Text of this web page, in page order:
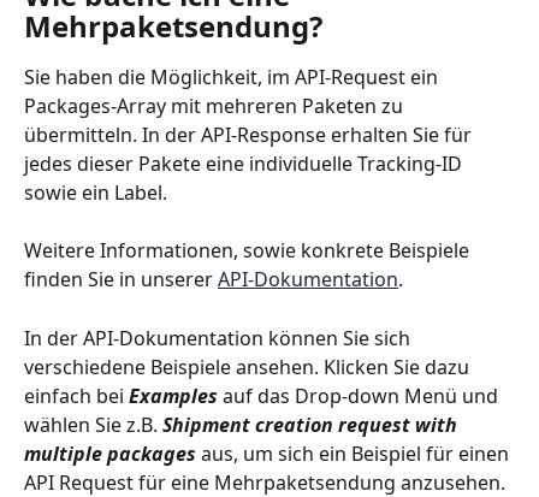
Mehrpaketsendung?
Sie haben die Möglichkeit, im API-Request ein
Packages-Array mit mehreren Paketen zu
übermitteln. In der API-Response erhalten Sie für
jedes dieser Pakete eine individuelle Tracking-ID
sowie ein Label.
Weitere Informationen, sowie konkrete Beispiele
finden Sie in unserer API-Dokumentation.
In der API-Dokumentation können Sie sich
verschiedene Beispiele ansehen. Klicken Sie dazu
einfach bei Examples auf das Drop-down Menü und
wählen Sie z.B. Shipment creation request with
multiple packages aus, um sich ein Beispiel für einen
API Request für eine Mehrpaketsendung anzusehen.